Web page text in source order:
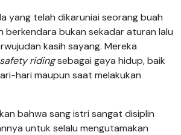
yang telah dikaruniai seorang buah
berkendara bukan sekadar aturan lalu
kasih sayang. Mereka
safety ridingsebagai gaya hidup, baik
hari maupun saat melakukan
bahwa sang istri sangat disiplin
untuk selalu mengutamakan